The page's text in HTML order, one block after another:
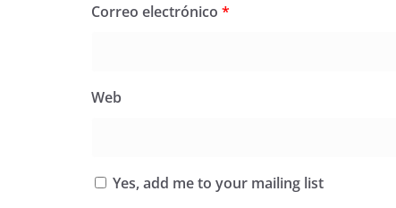
Correo electrónico *
Web
Yes, add me to your mailing list